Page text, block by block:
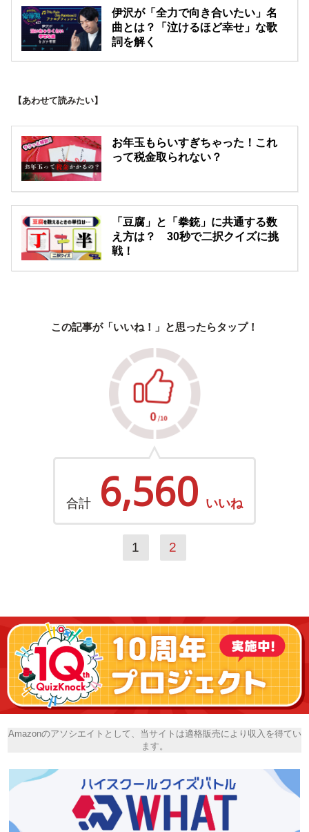
伊沢が「全力で向き合いたい」名
曲とは？「泣けるほど幸せ」な歌
詞を解く
【あわせて読みたい】
お年玉もらいすぎちゃった！これ
って税金取られない？
「豆腐」と「拳銃」に共通する数
え方は？ 30秒で二択クイズに挑
戦！
この記事が「いいね！」と思ったらタップ！
合計 6,560 いいね
1 2
Amazonのアソシエイトとして、当サイトは適格販売により収入を得てい
ます。